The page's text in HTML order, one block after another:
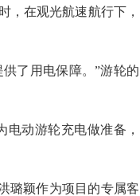
，在观光航速航行下，
了用电保障。”游轮的
动游轮充电做准备，
颖作为项目的专属客